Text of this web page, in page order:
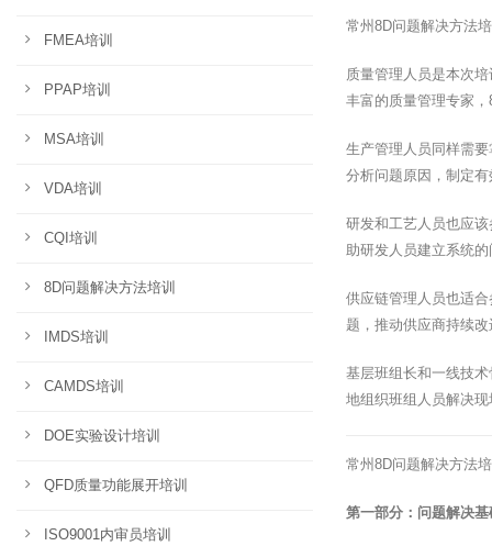
常州8D问题解决方法
质量管理人员是本次
丰富的质量管理专家
生产管理人员同样需
分析问题原因，制定
研发和工艺人员也应
助研发人员建立系统
供应链管理人员也适
题，推动供应商持续改
基层班组长和一线技
地组织班组人员解决
常州8D问题解决方法
第一部分：问题解决基
FMEA培训
PPAP培训
MSA培训
VDA培训
CQI培训
8D问题解决方法培训
IMDS培训
CAMDS培训
DOE实验设计培训
QFD质量功能展开培训
ISO9001内审员培训